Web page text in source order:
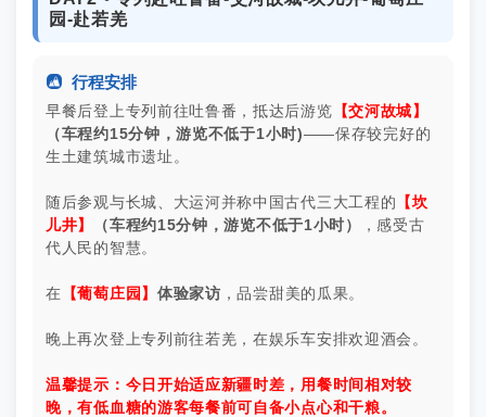
园-赴若羌
 行程安排
早餐后登上专列前往吐鲁番，抵达后游览 【交河故城】
（车程约15分钟，游览不低于1小时)——保存较完好的
生土建筑城市遗址。
随后参观与长城、大运河并称中国古代三大工程的 【坎
儿井】
（车程约15分钟，游览不低于1小时）
，感受古
代人民的智慧。
在 【葡萄庄园】 体验家访 ，品尝甜美的瓜果。
晚上再次登上专列前往若羌，在娱乐车安排欢迎酒会。
温馨提示：今日开始适应新疆时差，用餐时间相对较
晚，有低血糖的游客每餐前可自备小点心和干粮。